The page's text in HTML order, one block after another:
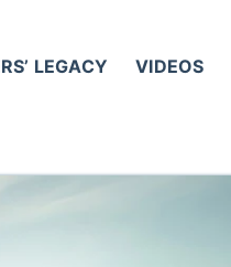
LEGACY VIDEOS